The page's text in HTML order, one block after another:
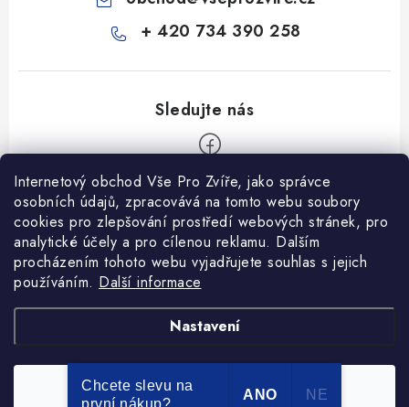
Internetový obchod Vše Pro Zvíře, jako správce
osobních údajů, zpracovává na tomto webu soubory
cookies pro zlepšování prostředí webových stránek, pro
analytické účely a pro cílenou reklamu. Dalším
procházením tohoto webu vyjadřujete souhlas s jejich
používáním. Další informace
Nastavení
Souhlasím
+ 420 734 390 258
Informace pro Vás
Ceník dopravy
Kontakty
Obchodní podmínky
Podmínky ochrany osobních údajů
Heuréka recenze
Copyright 2026Vše Pro Zvíře . Všechna práva vyhrazena.
Chcete slevu na
první nákup?
ANO NE